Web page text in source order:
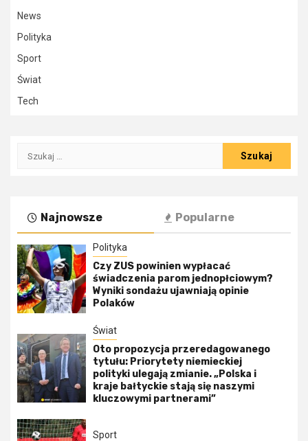
News
Polityka
Sport
Świat
Tech
Szukaj:
Najnowsze Popularne
Polityka
Czy ZUS powinien wypłacać
świadczenia parom jednopłciowym?
Wyniki sondażu ujawniają opinie
Polaków
Świat
Oto propozycja przeredagowanego
tytułu: Priorytety niemieckiej
polityki ulegają zmianie. „Polska i
kraje bałtyckie stają się naszymi
kluczowymi partnerami”
Sport